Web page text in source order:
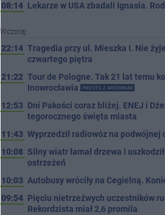
08:14 Lekarze w USA zbadali Ignasia.
Wczoraj
22:14 Tragedia przy ul. Mieszka I. Nie
czwartego piętra
21:22 Tour de Pologne. Tak 21 lat temu
Inowrocławia
PROSTO Z ARCHIWUM
12:53 Dni Pakości coraz bliżej. ENEJ i
tegorocznego święta miasta
11:43 Wyprzedził radiowóz na podwójnej
10:08 Silny wiatr łamał drzewa i
ostrzeżeń
10:03 Autobusy wróciły na Cegielną.
09:54 Pięciu nietrzeźwych uczestników
Rekordzista miał 2,6 promila